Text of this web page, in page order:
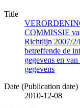
Title
COMMISSIE
Richtlijn 2007/2/
betreffende de
gegevens en
gegevens
Date (Publication date)
2010-12-08